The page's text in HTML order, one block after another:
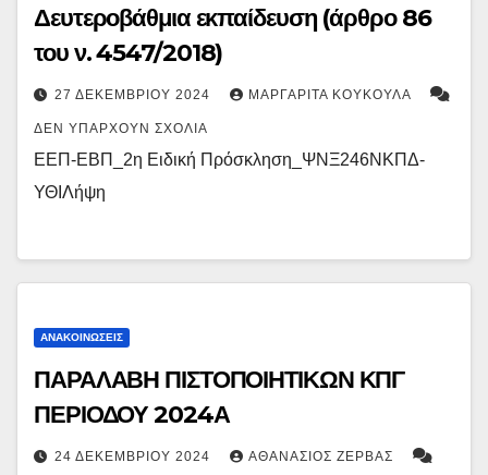
Δευτεροβάθμια εκπαίδευση (άρθρο 86
του ν. 4547/2018)
27 ΔΕΚΕΜΒΡΊΟΥ 2024 ΜΑΡΓΑΡΊΤΑ ΚΟΥΚΟΎΛΑ
ΔΕΝ ΥΠΆΡΧΟΥΝ ΣΧΌΛΙΑ
ΕΕΠ-ΕΒΠ_2η Ειδική Πρόσκληση_ΨΝΞ246ΝΚΠΔ-
ΥΘΙΛήψη
ΑΝΑΚΟΙΝΏΣΕΙΣ
ΠΑΡΑΛΑΒΗ ΠΙΣΤΟΠΟΙΗΤΙΚΩΝ ΚΠΓ
ΠΕΡΙΟΔΟΥ 2024Α
24 ΔΕΚΕΜΒΡΊΟΥ 2024 ΑΘΑΝΆΣΙΟΣ ΖΈΡΒΑΣ